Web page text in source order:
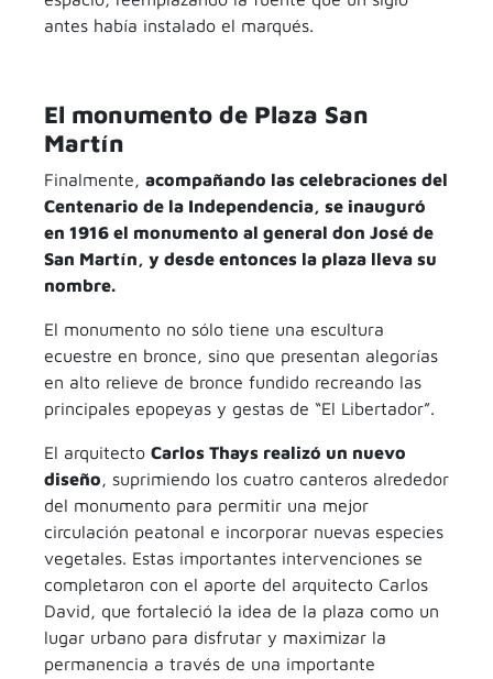
antes había instalado el marqués.
El monumento de Plaza San
Martín
Finalmente, acompañando las celebraciones del
Centenario de la Independencia, se inauguró
en 1916 el monumento al general don José de
San Martín, y desde entonces la plaza lleva su
nombre.
El monumento no sólo tiene una escultura
ecuestre en bronce, sino que presentan alegorías
en alto relieve de bronce fundido recreando las
principales epopeyas y gestas de “El Libertador”.
El arquitecto Carlos Thays realizó un nuevo
diseño, suprimiendo los cuatro canteros alrededor
del monumento para permitir una mejor
circulación peatonal e incorporar nuevas especies
vegetales. Estas importantes intervenciones se
completaron con el aporte del arquitecto Carlos
David, que fortaleció la idea de la plaza como un
lugar urbano para disfrutar y maximizar la
permanencia a través de una importante